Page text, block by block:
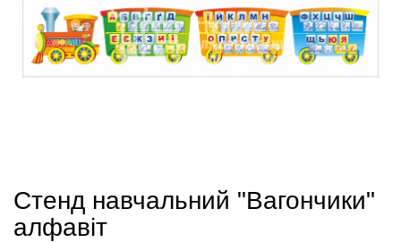
Стенд навчальний "Вагончики"
алфавіт